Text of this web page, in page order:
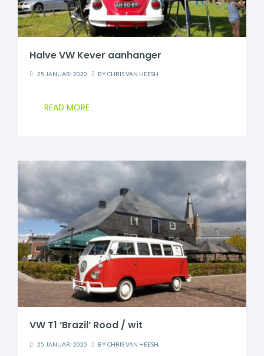
Halve VW Kever aanhanger
25 JANUARI 2020 BYCHRIS VAN HEESH
READ MORE
VW T1 ‘Brazil’ Rood / wit
25 JANUARI 2020 BYCHRIS VAN HEESH